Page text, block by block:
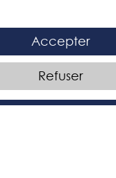
réservés au Collège Mont-
Modalités
Accepter
Refuser